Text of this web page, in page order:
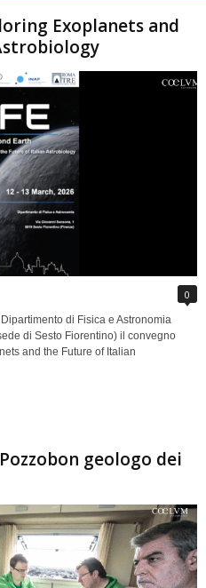
Exoplanets and
0
di Fisica e Astronomia
di Sesto Fiorentino) il convegno
and the Future of Italian
geologo dei